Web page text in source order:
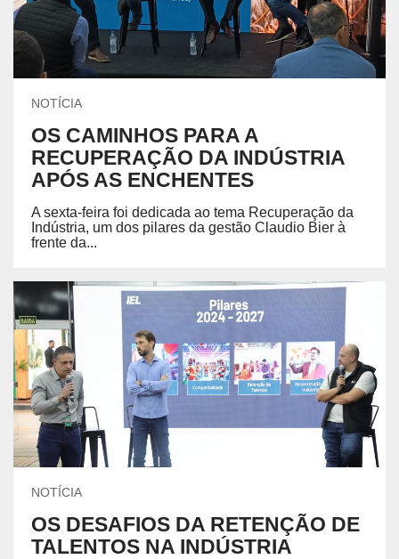
NOTÍCIA
OS CAMINHOS PARA A
RECUPERAÇÃO DA INDÚSTRIA
APÓS AS ENCHENTES
A sexta-feira foi dedicada ao tema Recuperação da
Indústria, um dos pilares da gestão Claudio Bier à
frente da...
NOTÍCIA
OS DESAFIOS DA RETENÇÃO DE
TALENTOS NA INDÚSTRIA